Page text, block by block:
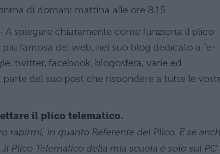
di domani mattina alle ore 8.15
A spiegare chiaramente come funziona il plico
famosa del web, nel suo blog dedicato a "e-
twitter, facebook, blogosfera, varie ed
del suo post che rispondere a tutte le
il plico telematico.
rapirmi, in quanto Referente del Plico. E se
Plico Telematico della mia scuola è solo sul PC